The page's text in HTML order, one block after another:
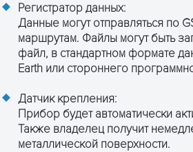
Регистратор данных:
Данные могут отправляться по
маршрутам. Файлы могут быть
файл, в стандартном формате
Earth или стороннего
Датчик крепления:
Прибор будет автоматически
Также владелец получит
металлической поверхности.